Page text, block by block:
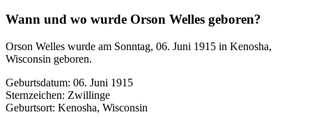
Wann und wo wurde Orson Welles geboren?
Orson Welles wurde am Sonntag, 06. Juni 1915 in Kenosha,
Wisconsin geboren.
Geburtsdatum: 06. Juni 1915
Sternzeichen: Zwillinge
Geburtsort: Kenosha, Wisconsin